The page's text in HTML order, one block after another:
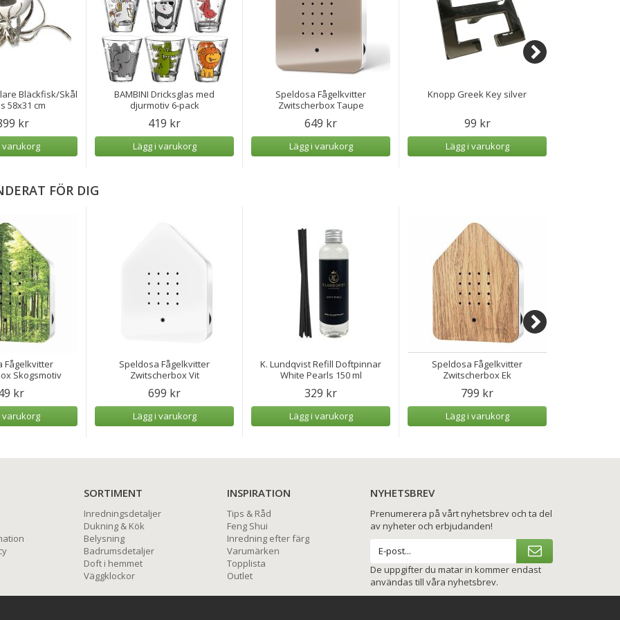
Bläckfisk/Skål
58x31 cm
kr
varukorg
BAMBINI Dricksglas med
djurmotiv 6-pack
419 kr
Lägg i varukorg
Speldosa Fågelkvitter
Zwitscherbox Taupe
649 kr
Lägg i varukorg
Knopp Greek Key silver
99 kr
Lägg i varukorg
FÖR DIG
Fågelkvitter
Skogsmotiv
kr
varukorg
Speldosa Fågelkvitter
Zwitscherbox Vit
699 kr
Lägg i varukorg
K. Lundqvist Refill Doftpinnar
White Pearls 150 ml
329 kr
Lägg i varukorg
Speldosa Fågelkvitter
Zwitscherbox Ek
799 kr
Lägg i varukorg
SORTIMENT
Inredningsdetaljer
Dukning & Kök
Belysning
Badrumsdetaljer
Doft i hemmet
Väggklockor
INSPIRATION
Tips & Råd
Feng Shui
Inredning efter färg
Varumärken
Topplista
Outlet
NYHETSBREV
Prenumerera på vårt nyhetsbrev och ta del
av nyheter och erbjudanden!
De uppgifter du matar in kommer endast
användas till våra nyhetsbrev.